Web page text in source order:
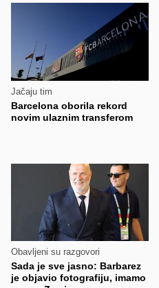
Jačaju tim
Barcelona oborila rekord
novim ulaznim transferom
Obavljeni su razgovori
Sada je sve jasno: Barbarez
je objavio fotografiju, imamo